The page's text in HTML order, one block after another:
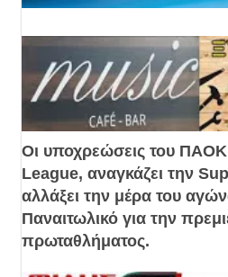
Οι υποχρεώσεις του
League, αναγκάζει την
αλλάξει την μέρα του
Παναιτωλικό για την
πρωταθλήματος.